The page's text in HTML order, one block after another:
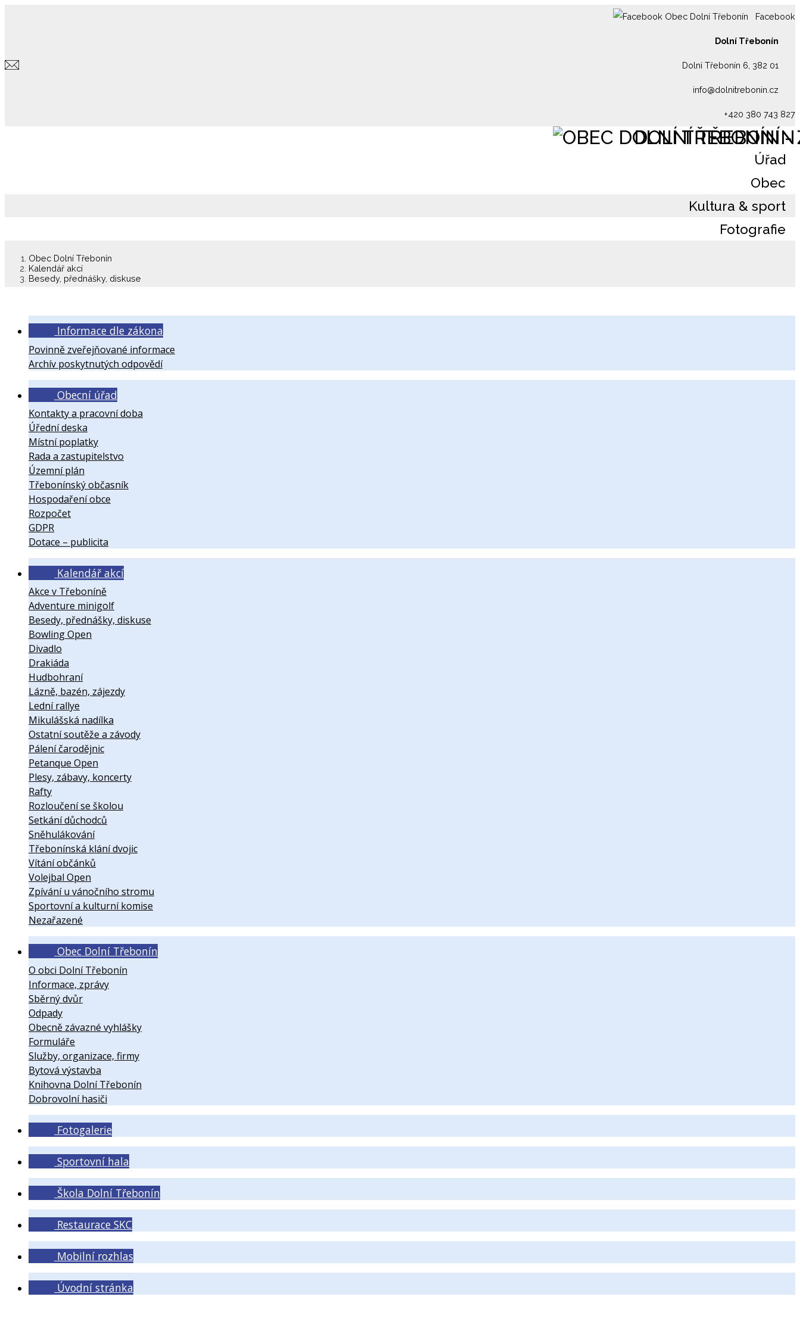
Facebook
Dolní Třebonín
Dolní Třebonín 6, 382 01
info@dolnitrebonin.cz
+420 380 743 827
DOLNÍ TŘEBONÍN
Úřad
Obec
Kultura & sport
Fotografie
Obec Dolní Třebonín
Kalendář akcí
Besedy, přednášky, diskuse
Informace dle zákona
Povinně zveřejňované informace
Archív poskytnutých odpovědí
Obecní úřad
Kontakty a pracovní doba
Úřední deska
Místní poplatky
Rada a zastupitelstvo
Územní plán
Třebonínský občasník
Hospodaření obce
Rozpočet
GDPR
Dotace – publicita
Kalendář akcí
Akce v Třeboníně
Adventure minigolf
Besedy, přednášky, diskuse
Bowling Open
Divadlo
Drakiáda
Hudbohraní
Lázně, bazén, zájezdy
Lední rallye
Mikulášská nadílka
Ostatní soutěže a závody
Pálení čarodějnic
Petanque Open
Plesy, zábavy, koncerty
Rafty
Rozloučení se školou
Setkání důchodců
Sněhulákování
Třebonínská klání dvojic
Vítání občánků
Volejbal Open
Zpívání u vánočního stromu
Sportovní a kulturní komise
Nezařazené
Obec Dolní Třebonín
O obci Dolní Třebonín
Informace, zprávy
Sběrný dvůr
Odpady
Obecně závazné vyhlášky
Formuláře
Služby, organizace, firmy
Bytová výstavba
Knihovna Dolní Třebonín
Dobrovolní hasiči
Fotogalerie
Sportovní hala
Škola Dolní Třebonín
Restaurace SKC
Mobilní rozhlas
Úvodní stránka